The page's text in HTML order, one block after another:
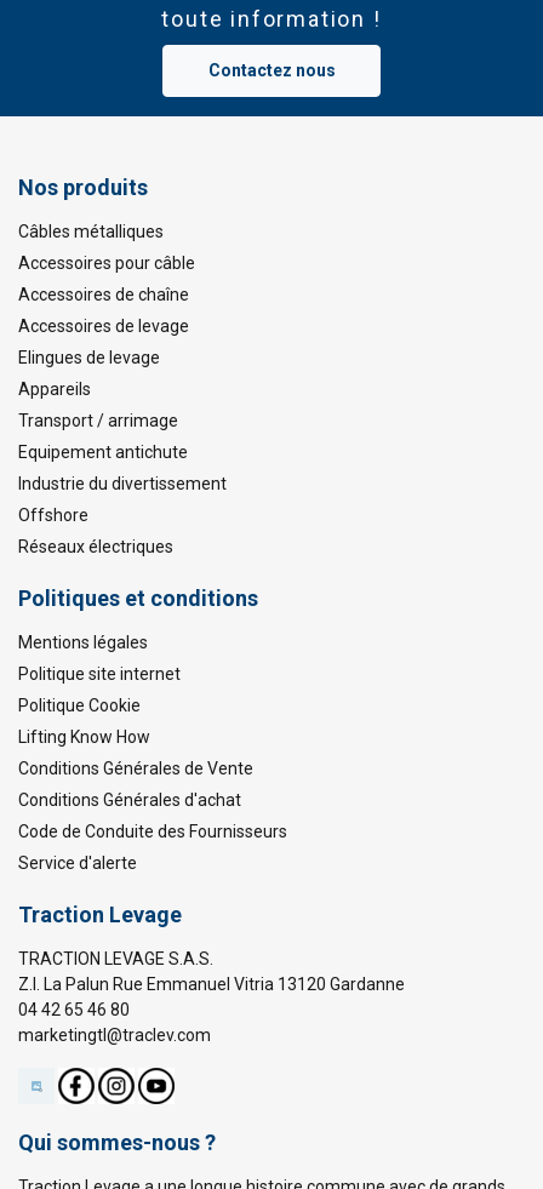
toute information !
Contactez nous
Nos produits
Câbles métalliques
Accessoires pour câble
Accessoires de chaîne
Accessoires de levage
Elingues de levage
Appareils
Transport / arrimage
Equipement antichute
Industrie du divertissement
Offshore
Réseaux électriques
Politiques et conditions
Mentions légales
Politique site internet
Politique Cookie
Lifting Know How
Conditions Générales de Vente
Conditions Générales d'achat
Code de Conduite des Fournisseurs
Service d'alerte
Traction Levage
TRACTION LEVAGE S.A.S.
Z.I. La Palun Rue Emmanuel Vitria 13120 Gardanne
04 42 65 46 80
marketingtl@traclev.com
Qui sommes-nous ?